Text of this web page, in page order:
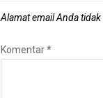
Alamat email Anda
Komentar*